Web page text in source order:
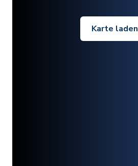
Karte laden